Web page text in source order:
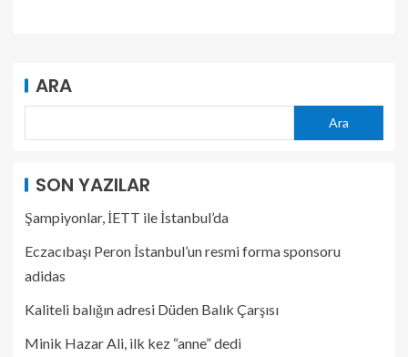
ARA
Ara
SON YAZILAR
Şampiyonlar, İETT ile İstanbul’da
Eczacıbaşı Peron İstanbul’un resmi forma sponsoru
adidas
Kaliteli balığın adresi Düden Balık Çarşısı
Minik Hazar Ali, ilk kez “anne” dedi